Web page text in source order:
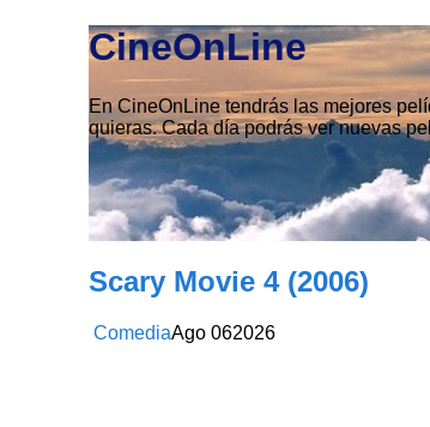
CineOnLine
En CineOnLine tendrás las mejores
quieras. Cada día podrás ver nuevas
Scary Movie 4 (2006)
ComediaAgo 062026